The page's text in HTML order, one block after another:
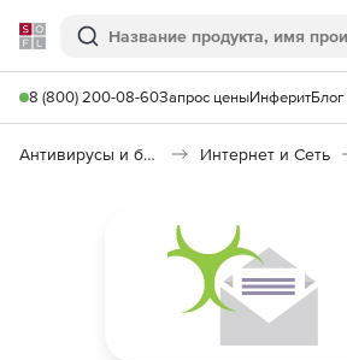
Softline
Поиск
8 (800) 200-08-60Запрос ценыИнферитБлог
Антивирусы и безопасность Интернет и Сеть